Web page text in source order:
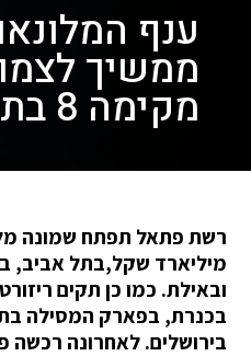
ענף
ממשיך
מקימה 8 בתי מלון
מיליארד שקל,בתל אביב,
ובאילת. כמו כן תקים
בכנרת, בפארק המסילה